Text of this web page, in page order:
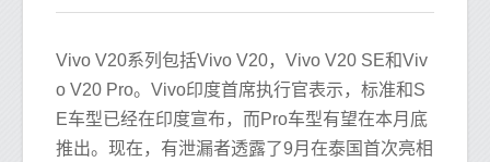
Vivo V20系列包括Vivo V20，Vivo V20 SE和Viv
o V20 Pro。Vivo印度首席执行官表示，标准和S
E车型已经在印度宣布，而Pro车型有望在本月底
推出。现在，有泄漏者透露了9月在泰国首次亮相